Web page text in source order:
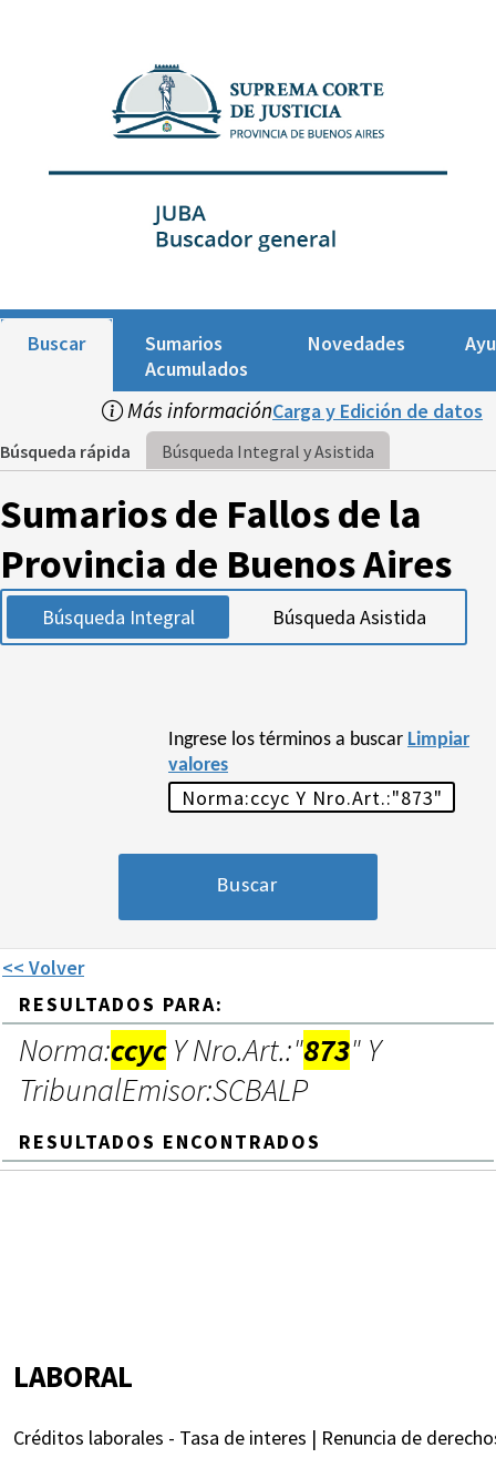
Buscar
Sumarios
Acumulados
Novedades
Más informaciónCarga y Edición de datos
Búsqueda rápida Búsqueda Integral y Asistida
Sumarios de Fallos de la
Provincia de Buenos Aires
Búsqueda Integral Búsqueda Asistida
Ingrese los términos a buscar Limpiar
valores
<< Volver
RESULTADOS PARA:
Norma:ccycY Nro.Art.:"873" Y
TribunalEmisor:SCBALP
RESULTADOS ENCONTRADOS
LABORAL
Créditos laborales - Tasa de interes | Renuncia de